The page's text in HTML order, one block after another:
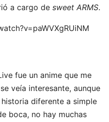
a cargo de sweet ARMS.
fue un anime que me
veía interesante, aunque
diferente a simple
boca, no hay muchas